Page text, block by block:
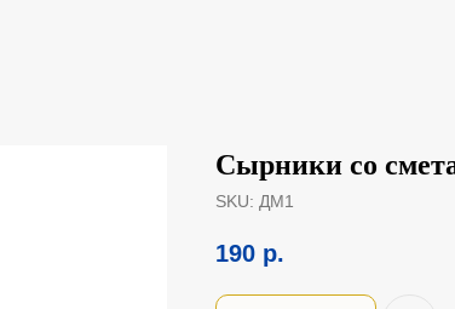
Сырники со
SKU: ДМ1
190 р.